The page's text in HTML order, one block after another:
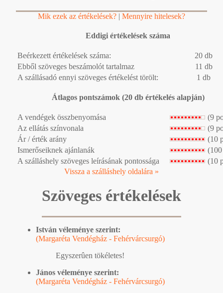
Mik ezek az értékelések? | Mennyire hitelesek?
Eddigi értékelések száma
Beérkezett értékelések száma:
20 db
Ebből szöveges beszámolót tartalmaz
11 db
A szállásadó ennyi szöveges értékelést törölt:
1 db
Átlagos pontszámok (20 db értékelés alapján)
A vendégek összbenyomása
(9
Az ellátás színvonala
(9
Ár / érték arány
(10
Ismerőseiknek ajánlanák
A szálláshely szöveges leírásának pontossága
(10
Vissza a szálláshely oldalára »
Szöveges értékelések
István véleménye szerint:
(Margaréta Vendégház - Fehérvárcsurgó)
Egyszerûen tökéletes!
János véleménye szerint:
(Margaréta Vendégház - Fehérvárcsurgó)